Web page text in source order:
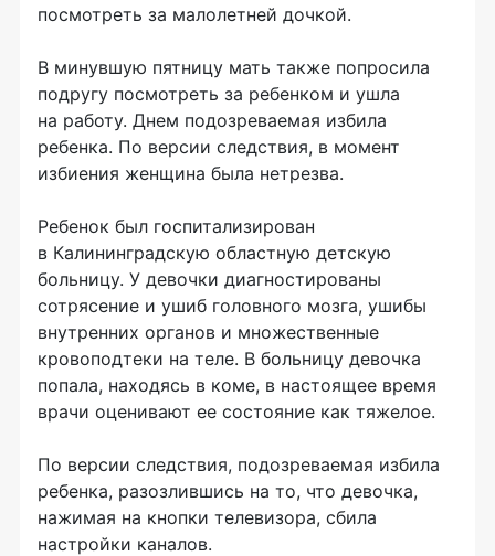
посмотреть за малолетней дочкой.
В минувшую пятницу мать также попросила
подругу посмотреть за ребенком и ушла
на работу. Днем подозреваемая избила
ребенка. По версии следствия, в момент
избиения женщина была нетрезва.
Ребенок был госпитализирован
в Калининградскую областную детскую
больницу. У девочки диагностированы
сотрясение и ушиб головного мозга, ушибы
внутренних органов и множественные
кровоподтеки на теле. В больницу девочка
попала, находясь в коме, в настоящее время
врачи оценивают ее состояние как тяжелое.
По версии следствия, подозреваемая избила
ребенка, разозлившись на то, что девочка,
нажимая на кнопки телевизора, сбила
настройки каналов.